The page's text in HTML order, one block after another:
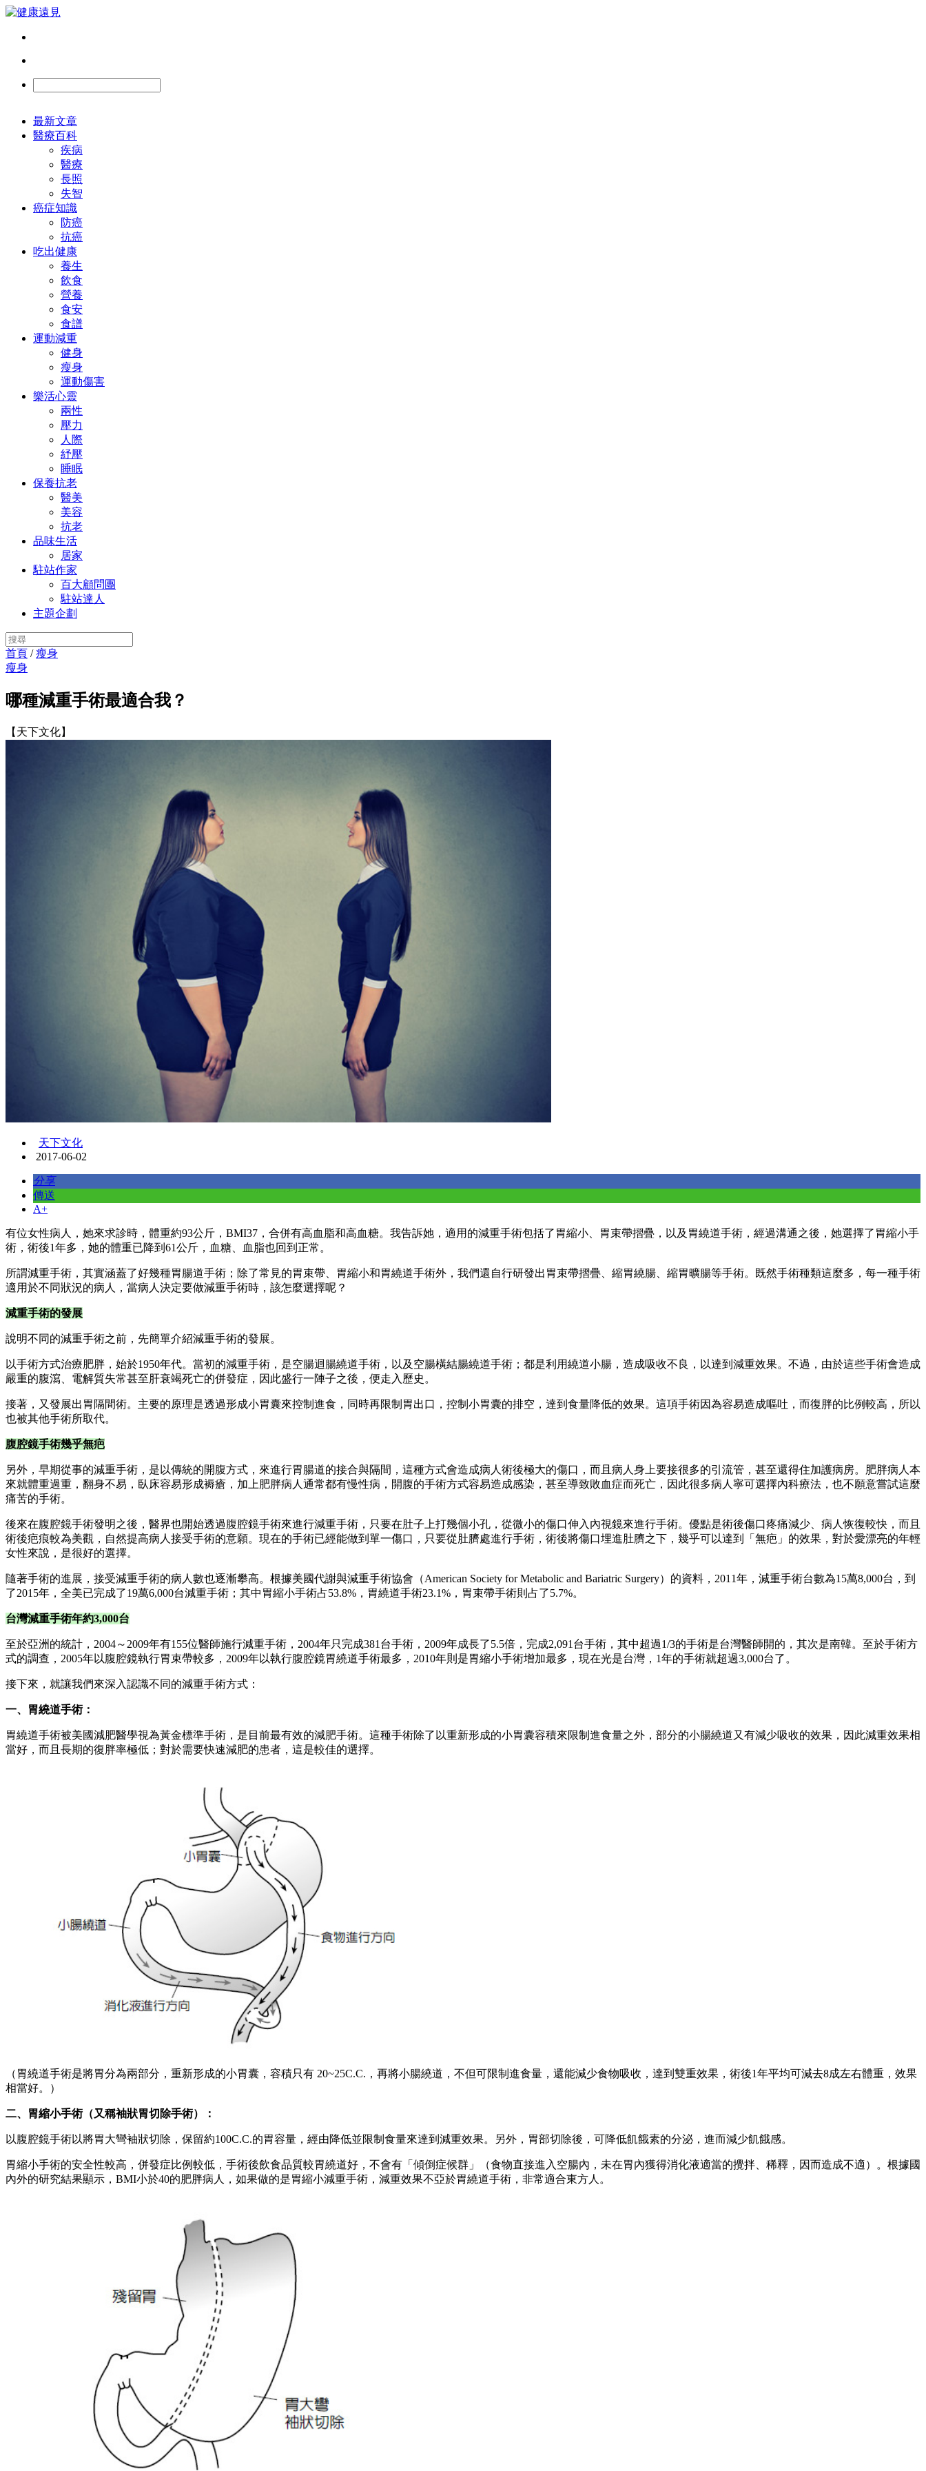
最新文章
醫療百科
疾病
醫療
長照
失智
癌症知識
防癌
抗癌
吃出健康
養生
飲食
營養
食安
食譜
運動減重
健身
瘦身
運動傷害
樂活心靈
兩性
壓力
人際
紓壓
睡眠
保養抗老
醫美
美容
抗老
品味生活
居家
駐站作家
百大顧問團
駐站達人
主題企劃
首頁 /瘦身
瘦身
哪種減重手術最適合我？
【天下文化】
天下文化
2017-06-02
分享
傳送
A+
有位女性病人，她來求診時，體重約93公斤，BMI37，合併有高血脂和高血糖。我告訴她，適用的減重手術包括了胃縮小、胃束帶摺疊，以及胃繞道手術，經過溝通之後，她選擇了胃縮小手
術，術後1年多，她的體重已降到61公斤，血糖、血脂也回到正常。
所謂減重手術，其實涵蓋了好幾種胃腸道手術；除了常見的胃束帶、胃縮小和胃繞道手術外，我們還自行研發出胃束帶摺疊、縮胃繞腸、縮胃曠腸等手術。既然手術種類這麼多，每一種手術
適用於不同狀況的病人，當病人決定要做減重手術時，該怎麼選擇呢？
減重手術的發展
說明不同的減重手術之前，先簡單介紹減重手術的發展。
以手術方式治療肥胖，始於1950年代。當初的減重手術，是空腸迴腸繞道手術，以及空腸橫結腸繞道手術；都是利用繞道小腸，造成吸收不良，以達到減重效果。不過，由於這些手術會造成
嚴重的腹瀉、電解質失常甚至肝衰竭死亡的併發症，因此盛行一陣子之後，便走入歷史。
接著，又發展出胃隔間術。主要的原理是透過形成小胃囊來控制進食，同時再限制胃出口，控制小胃囊的排空，達到食量降低的效果。這項手術因為容易造成嘔吐，而復胖的比例較高，所以
也被其他手術所取代。
腹腔鏡手術幾乎無疤
另外，早期從事的減重手術，是以傳統的開腹方式，來進行胃腸道的接合與隔間，這種方式會造成病人術後極大的傷口，而且病人身上要接很多的引流管，甚至還得住加護病房。肥胖病人本
來就體重過重，翻身不易，臥床容易形成褥瘡，加上肥胖病人通常都有慢性病，開腹的手術方式容易造成感染，甚至導致敗血症而死亡，因此很多病人寧可選擇內科療法，也不願意嘗試這麼
痛苦的手術。
後來在腹腔鏡手術發明之後，醫界也開始透過腹腔鏡手術來進行減重手術，只要在肚子上打幾個小孔，從微小的傷口伸入內視鏡來進行手術。優點是術後傷口疼痛減少、病人恢復較快，而且
術後疤痕較為美觀，自然提高病人接受手術的意願。現在的手術已經能做到單一傷口，只要從肚臍處進行手術，術後將傷口埋進肚臍之下，幾乎可以達到「無疤」的效果，對於愛漂亮的年輕
女性來說，是很好的選擇。
隨著手術的進展，接受減重手術的病人數也逐漸攀高。根據美國代謝與減重手術協會（American Society for Metabolic and Bariatric Surgery）的資料，2011年，減重手術台數為15萬8,000台，到
了2015年，全美已完成了19萬6,000台減重手術；其中胃縮小手術占53.8%，胃繞道手術23.1%，胃束帶手術則占了5.7%。
台灣減重手術年約3,000台
至於亞洲的統計，2004～2009年有155位醫師施行減重手術，2004年只完成381台手術，2009年成長了5.5倍，完成2,091台手術，其中超過1/3的手術是台灣醫師開的，其次是南韓。至於手術方
式的調查，2005年以腹腔鏡執行胃束帶較多，2009年以執行腹腔鏡胃繞道手術最多，2010年則是胃縮小手術增加最多，現在光是台灣，1年的手術就超過3,000台了。
接下來，就讓我們來深入認識不同的減重手術方式：
一、胃繞道手術：
胃繞道手術被美國減肥醫學視為黃金標準手術，是目前最有效的減肥手術。這種手術除了以重新形成的小胃囊容積來限制進食量之外，部分的小腸繞道又有減少吸收的效果，因此減重效果相
當好，而且長期的復胖率極低；對於需要快速減肥的患者，這是較佳的選擇。
（胃繞道手術是將胃分為兩部分，重新形成的小胃囊，容積只有 20~25C.C.，再將小腸繞道，不但可限制進食量，還能減少食物吸收，達到雙重效果，術後1年平均可減去8成左右體重，效果
相當好。）
二、胃縮小手術（又稱袖狀胃切除手術）：
以腹腔鏡手術以將胃大彎袖狀切除，保留約100C.C.的胃容量，經由降低並限制食量來達到減重效果。另外，胃部切除後，可降低飢餓素的分泌，進而減少飢餓感。
胃縮小手術的安全性較高，併發症比例較低，手術後飲食品質較胃繞道好，不會有「傾倒症候群」（食物直接進入空腸內，未在胃內獲得消化液適當的攪拌、稀釋，因而造成不適）。根據國
內外的研究結果顯示，BMI小於40的肥胖病人，如果做的是胃縮小減重手術，減重效果不亞於胃繞道手術，非常適合東方人。